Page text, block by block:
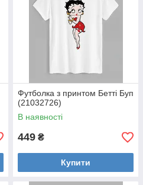
Футболка з принтом Бетті Буп
(21032726)
В наявності
449 ₴
Купити